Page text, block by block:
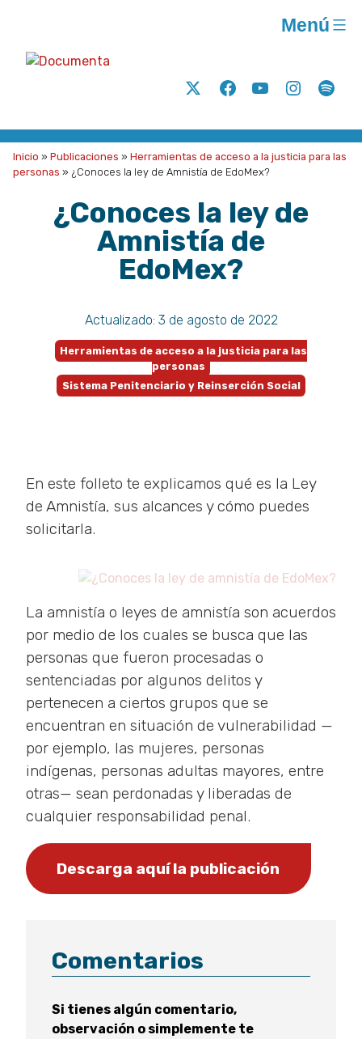
acción
para
la
social
Twitter FacebookYoutubeInstagram
Menú
Inicio » Publicaciones » Herramientas de acceso a la justicia para las
personas » ¿Conoces la ley de Amnistía de EdoMex?
¿Conoces la ley de
Amnistía de
EdoMex?
Actualizado: 3 de agosto de 2022
Herramientas de acceso a la justicia para las
personas
Sistema Penitenciario y Reinserción Social
En este folleto te explicamos qué es la Ley
de Amnistía, sus alcances y cómo puedes
solicitarla.
La amnistía o leyes de amnistía son acuerdos
por medio de los cuales se busca que las
personas que fueron procesadas o
sentenciadas por algunos delitos y
pertenecen a ciertos grupos que se
encuentran en situación de vulnerabilidad —
por ejemplo, las mujeres, personas
indígenas, personas adultas mayores, entre
otras— sean perdonadas y liberadas de
cualquier responsabilidad penal.
Descarga aquí la publicación
Comentarios
Si tienes algún comentario,
observación o simplemente te